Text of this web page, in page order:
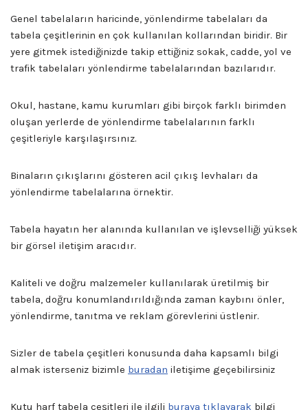
Genel tabelaların haricinde, yönlendirme tabelaları da
tabela çeşitlerinin en çok kullanılan kollarından biridir. Bir
yere gitmek istediğinizde takip ettiğiniz sokak, cadde, yol ve
trafik tabelaları yönlendirme tabelalarından bazılarıdır.
Okul, hastane, kamu kurumları gibi birçok farklı birimden
oluşan yerlerde de yönlendirme tabelalarının farklı
çeşitleriyle karşılaşırsınız.
Binaların çıkışlarını gösteren acil çıkış levhaları da
yönlendirme tabelalarına örnektir.
Tabela hayatın her alanında kullanılan ve işlevselliği yüksek
bir görsel iletişim aracıdır.
Kaliteli ve doğru malzemeler kullanılarak üretilmiş bir
tabela, doğru konumlandırıldığında zaman kaybını önler,
yönlendirme, tanıtma ve reklam görevlerini üstlenir.
Sizler de tabela çeşitleri konusunda daha kapsamlı bilgi
almak isterseniz bizimle buradan iletişime geçebilirsiniz
Kutu harf tabela çeşitleri ile ilgili buraya tıklayarak bilgi